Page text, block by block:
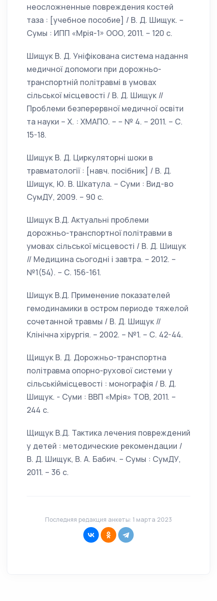
неосложненные повреждения костей
таза : [учебное пособие] / В. Д. Шищук. –
Сумы : ИПП «Мрія-1» ООО, 2011. – 120 с.
Шищук В. Д. Уніфікована система надання
медичної допомоги при дорожньо-
транспортній політравмі в умовах
сільської місцевості / В. Д. Шищук //
Проблеми безперервної медичної освіти
та науки – Х. : ХМАПО. – – № 4. – 2011. – С.
15-18.
Шищук В. Д. Циркуляторні шоки в
травматології : [навч. посібник] / В. Д.
Шищук, Ю. В. Шкатула. – Суми : Вид-во
СумДУ, 2009. – 90 с.
Шищук В.Д. Актуальні проблеми
дорожньо-транспортної політравми в
умовах сільської місцевості / В. Д. Шищук
// Медицина сьогодні і завтра. – 2012. –
№1(54). – С. 156-161.
Шищук В.Д. Применение показателей
гемодинамики в остром периоде тяжелой
сочетанной травмы / В. Д. Шищук //
Клінічна хірургія. – 2002. – №1. – С. 42-44.
Щищук В. Д. Дорожньо-транспортна
політравма опорно-рухової системи у
сільськіймісцевості : монографія / В. Д.
Шищук. - Суми : ВВП «Мрія» ТОВ, 2011. –
244 с.
Щищук В.Д. Тактика лечения повреждений
у детей : методические рекомендации /
В. Д. Шищук, В. А. Бабич. – Сумы : СумДУ,
2011. – 36 с.
Последняя редакция анкеты: 1 марта 2023